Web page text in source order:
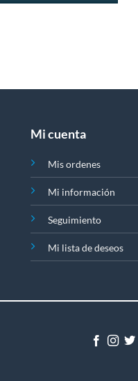
Las
pueden
en
la
página
de
producto
Mi cuenta
Mis ordenes
Mi información
Seguimiento
Mi lista de deseos